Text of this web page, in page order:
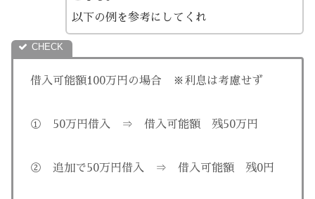
以下の例を参考にしてくれ
借入可能額100万円の場合 ※利息は考慮せず
① 50万円借入 ⇒ 借入可能額 残50万円
② 追加で50万円借入 ⇒ 借入可能額 残0円